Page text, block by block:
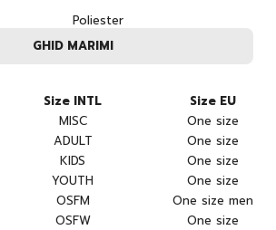
Poliester
GHID MARIMI
Size INTL
Size EU
MISC
One size
ADULT
One size
KIDS
One size
YOUTH
One size
OSFM
One size men
OSFW
One size